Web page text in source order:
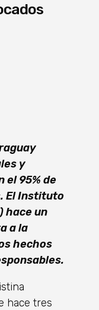
y
el 95% de
El Instituto
hace un
a la
hechos
hace tres